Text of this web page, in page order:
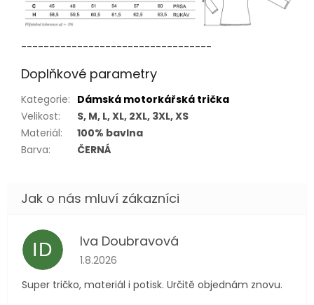
----------------------------------
Doplňkové parametry
Kategorie: Dámská motorkářská trička
Velikost:
S, M, L, XL, 2XL, 3XL, XS
Materiál:
100% bavlna
Barva: ČERNÁ
ID Iva Doubravová
Hodnocení obchodu je 5 z 5 hvězdiček.
1.8.2026
Super tričko, materiál i potisk. Určitě objednám znovu.